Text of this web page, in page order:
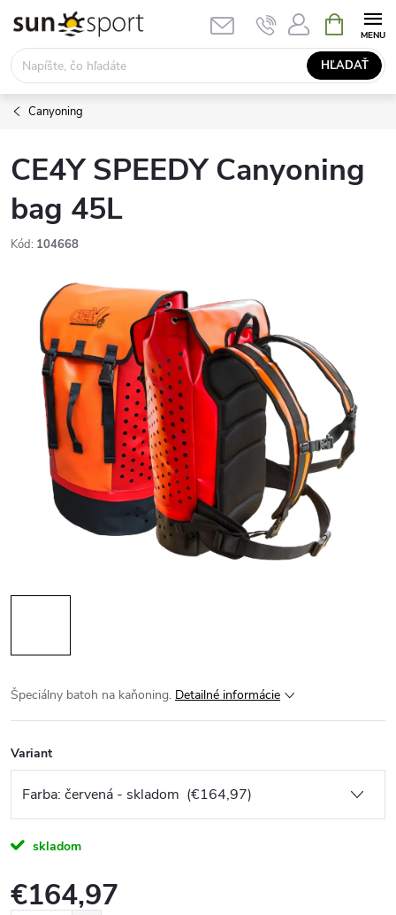
obsah
HĽADAŤ
KOŠÍK
Canyoning
CE4Y SPEEDY Canyoning
bag 45L
Kód: 104668
Špeciálny batoh na kaňoning. Detailné informácie
Variant
skladom
€164,97